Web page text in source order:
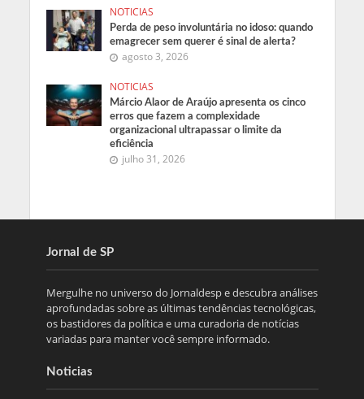
NOTICIAS
Perda de peso involuntária no idoso: quando
emagrecer sem querer é sinal de alerta?
agosto 3, 2026
NOTICIAS
Márcio Alaor de Araújo apresenta os cinco
erros que fazem a complexidade
organizacional ultrapassar o limite da
eficiência
julho 31, 2026
Jornal de SP
Mergulhe no universo do Jornaldesp e descubra análises
aprofundadas sobre as últimas tendências tecnológicas,
os bastidores da política e uma curadoria de notícias
variadas para manter você sempre informado.
Noticias